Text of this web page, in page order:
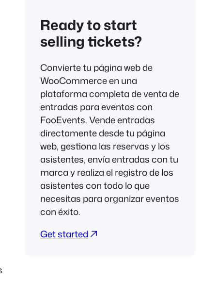
Ready to start
selling tickets?
Convierte tu página web de
WooCommerce en una
plataforma completa de venta de
entradas para eventos con
FooEvents. Vende entradas
directamente desde tu página
web, gestiona las reservas y los
asistentes, envía entradas con tu
marca y realiza el registro de los
asistentes con todo lo que
necesitas para organizar eventos
con éxito.
Get started